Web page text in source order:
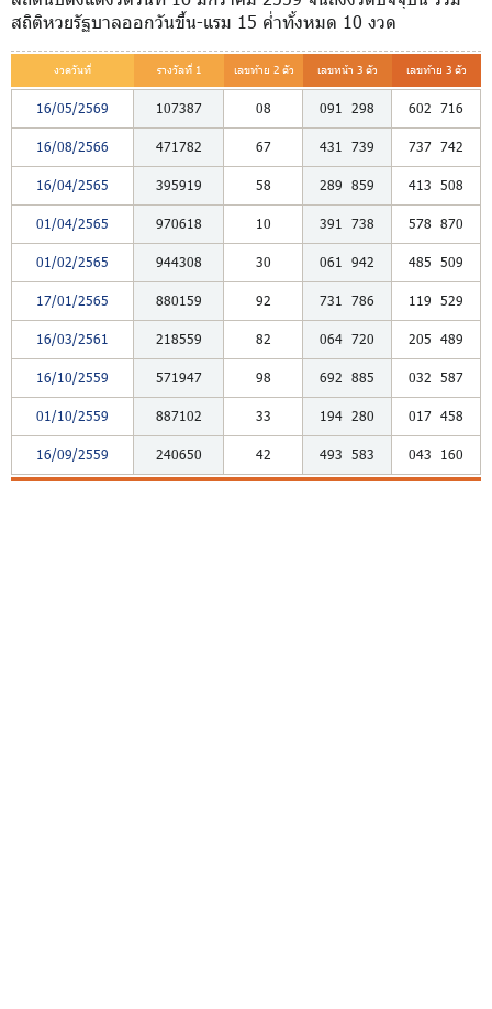
สถิติหวยรัฐบาลออกวันขึ้น-แรม 15 ค่ำทั้งหมด 10 งวด
งวดวันที่ รางวัลที่ 1 เลขท้าย 2 ตัว เลขหน้า 3 ตัว เลขท้าย 3 ตัว
16/05/2569 107387 08 091 298 602 716
16/08/2566 471782 67 431 739 737 742
16/04/2565 395919 58 289 859 413 508
01/04/2565 970618 10 391 738 578 870
01/02/2565 944308 30 061 942 485 509
17/01/2565 880159 92 731 786 119 529
16/03/2561 218559 82 064 720 205 489
16/10/2559 571947 98 692 885 032 587
01/10/2559 887102 33 194 280 017 458
16/09/2559 240650 42 493 583 043 160